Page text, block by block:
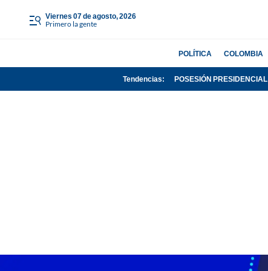
viernes 07 de agosto, 2026
Primero la gente
POLÍTICA COLOMBIA
Tendencias: POSESIÓN PRESIDENCIAL